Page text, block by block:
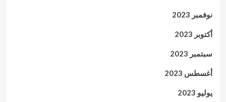
نوفمبر 2023
أكتوبر 2023
سبتمبر 2023
أغسطس 2023
يوليو 2023